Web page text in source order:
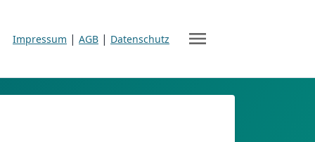
Impressum | AGB | Datenschutz menu